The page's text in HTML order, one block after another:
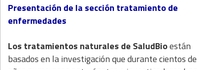
Presentación de la sección tratamiento de
enfermedades
Los tratamientos naturales de SaludBioestán
basados en la investigación que durante cientos de